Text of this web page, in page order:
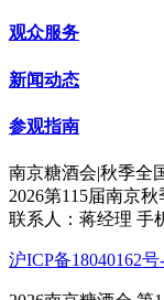
观众服务
新闻动态
参观指南
南京糖酒会|秋季全
2026第115届南京
联系人：蒋经理 手
沪ICP备18040162号